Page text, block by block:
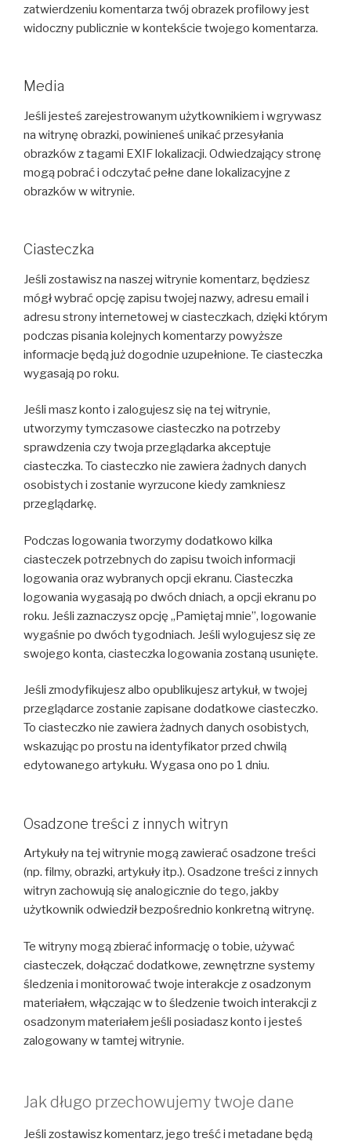
zatwierdzeniu komentarza twój obrazek profilowy jest
widoczny publicznie w kontekście twojego komentarza.
Media
Jeśli jesteś zarejestrowanym użytkownikiem i wgrywasz
na witrynę obrazki, powinieneś unikać przesyłania
obrazków z tagami EXIF lokalizacji. Odwiedzający stronę
mogą pobrać i odczytać pełne dane lokalizacyjne z
obrazków w witrynie.
Ciasteczka
Jeśli zostawisz na naszej witrynie komentarz, będziesz
mógł wybrać opcję zapisu twojej nazwy, adresu email i
adresu strony internetowej w ciasteczkach, dzięki którym
podczas pisania kolejnych komentarzy powyższe
informacje będą już dogodnie uzupełnione. Te ciasteczka
wygasają po roku.
Jeśli masz konto i zalogujesz się na tej witrynie,
utworzymy tymczasowe ciasteczko na potrzeby
sprawdzenia czy twoja przeglądarka akceptuje
ciasteczka. To ciasteczko nie zawiera żadnych danych
osobistych i zostanie wyrzucone kiedy zamkniesz
przeglądarkę.
Podczas logowania tworzymy dodatkowo kilka
ciasteczek potrzebnych do zapisu twoich informacji
logowania oraz wybranych opcji ekranu. Ciasteczka
logowania wygasają po dwóch dniach, a opcji ekranu po
roku. Jeśli zaznaczysz opcję „Pamiętaj mnie”, logowanie
wygaśnie po dwóch tygodniach. Jeśli wylogujesz się ze
swojego konta, ciasteczka logowania zostaną usunięte.
Jeśli zmodyfikujesz albo opublikujesz artykuł, w twojej
przeglądarce zostanie zapisane dodatkowe ciasteczko.
To ciasteczko nie zawiera żadnych danych osobistych,
wskazując po prostu na identyfikator przed chwilą
edytowanego artykułu. Wygasa ono po 1 dniu.
Osadzone treści z innych witryn
Artykuły na tej witrynie mogą zawierać osadzone treści
(np. filmy, obrazki, artykuły itp.). Osadzone treści z innych
witryn zachowują się analogicznie do tego, jakby
użytkownik odwiedził bezpośrednio konkretną witrynę.
Te witryny mogą zbierać informację o tobie, używać
ciasteczek, dołączać dodatkowe, zewnętrzne systemy
śledzenia i monitorować twoje interakcje z osadzonym
materiałem, włączając w to śledzenie twoich interakcji z
osadzonym materiałem jeśli posiadasz konto i jesteś
zalogowany w tamtej witrynie.
Jak długo przechowujemy twoje dane
Jeśli zostawisz komentarz, jego treść i metadane będą